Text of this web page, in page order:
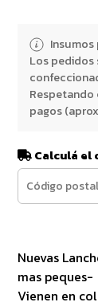
Insumos
Los pedidos
pagos
Calculá el
Nuevas
mas peques-
Vienen en